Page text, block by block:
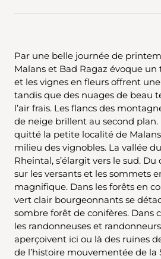
Par une belle journée de
Malans et Bad Ragaz évoque un
et les vignes en fleurs offrent
tandis que des nuages de beau
l’air frais. Les flancs des
de neige brillent au second plan. Peu après avoir
quitté la petite localité de
milieu des vignobles. La vallée
Rheintal, s’élargit vers le sud.
sur les versants et les sommets
magnifique. Dans les forêts en
vert clair bourgeonnants se
sombre forêt de conifères. Dans ce décor printanier,
les randonneuses et
aperçoivent ici ou là des ruines
de l’histoire mouvementée de